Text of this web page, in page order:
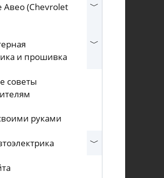
(Chevrolet
и прошивка
советы
руками